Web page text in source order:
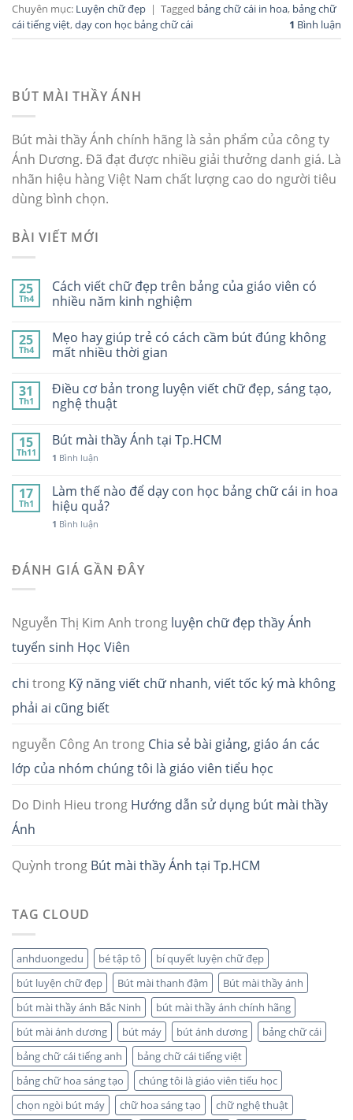
Chuyên mục: Luyện chữ đẹp | Tagged bảng chữ cái in hoa, bảng chữ
cái tiếng việt,dạy con học bảng chữ cái 1 Bình luận
BÚT MÀI THẦY ÁNH
Bút mài thầy Ánh chính hãng là sản phẩm của công ty
Ánh Dương. Đã đạt được nhiều giải thưởng danh giá. Là
nhãn hiệu hàng Việt Nam chất lượng cao do người tiêu
dùng bình chọn.
BÀI VIẾT MỚI
25
Th4
Cách viết chữ đẹp trên bảng của giáo viên có
nhiều năm kinh nghiệm
25
Th4
Mẹo hay giúp trẻ có cách cầm bút đúng không
mất nhiều thời gian
31
Th1
Điều cơ bản trong luyện viết chữ đẹp, sáng tạo,
nghệ thuật
15
Th11
Bút mài thầy Ánh tại Tp.HCM
1 Bình luận
17
Th1
Làm thế nào để dạy con học bảng chữ cái in hoa
hiệu quả?
1 Bình luận
ĐÁNH GIÁ GẦN ĐÂY
Nguyễn Thị Kim Anh trong luyện chữ đẹp thầy Ánh
tuyển sinh Học Viên
chi trong Kỹ năng viết chữ nhanh, viết tốc ký mà không
phải ai cũng biết
nguyễn Công An trong Chia sẻ bài giảng, giáo án các
lớp của nhóm chúng tôi là giáo viên tiểu học
Do Dinh Hieu trong Hướng dẫn sử dụng bút mài thầy
Ánh
Quỳnh trong Bút mài thầy Ánh tại Tp.HCM
TAG CLOUD
anhduongedu bé tập tô
bí quyết luyện chữ đẹp
bút luyện chữ đẹp
Bút mài thanh đậm
Bút mài thầy ánh
bút mài thầy ánh Bắc Ninh
bút mài thầy ánh chính hãng
bút mài ánh dương
bút máy bút ánh dương
bảng chữ cái
bảng chữ cái tiếng anh
bảng chữ cái tiếng việt
bảng chữ hoa sáng tạo
chúng tôi là giáo viên tiểu học
chọn ngòi bút máy
chữ hoa sáng tạo
chữ nghệ thuật